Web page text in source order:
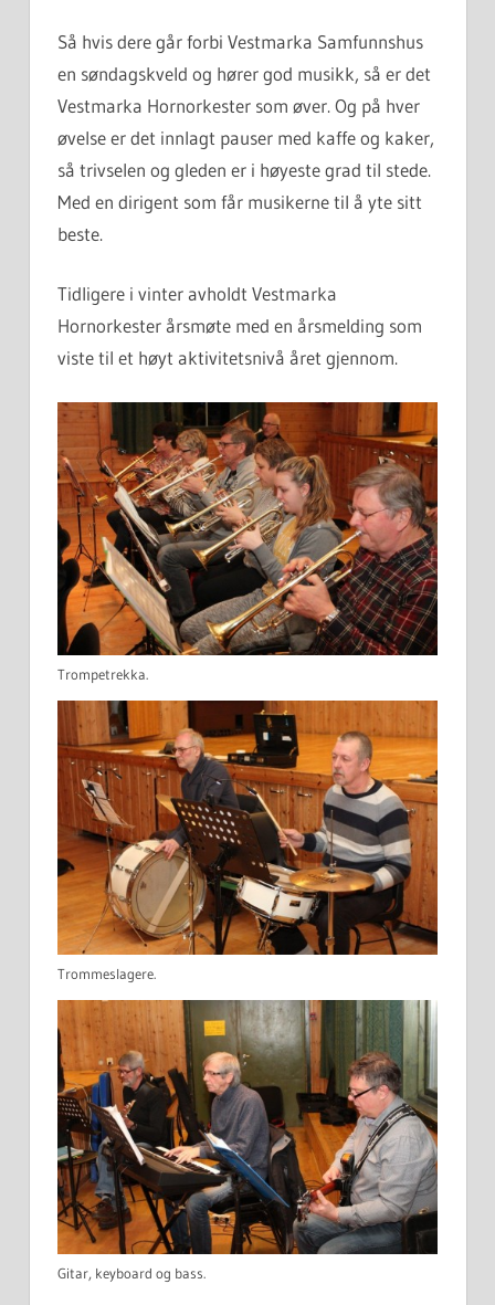
Så hvis dere går forbi Vestmarka Samfunnshus
en søndagskveld og hører god musikk, så er det
Vestmarka Hornorkester som øver. Og på hver
øvelse er det innlagt pauser med kaffe og kaker,
så trivselen og gleden er i høyeste grad til stede.
Med en dirigent som får musikerne til å yte sitt
beste.
Tidligere i vinter avholdt Vestmarka
Hornorkester årsmøte med en årsmelding som
viste til et høyt aktivitetsnivå året gjennom.
Trompetrekka.
Trommeslagere.
Gitar, keyboard og bass.